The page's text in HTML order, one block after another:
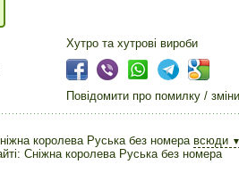
Хутро та хутрові вироби
Повідомити про помилку / зміни
королева Руська без номера всюди
Сніжна королева Руська без номера